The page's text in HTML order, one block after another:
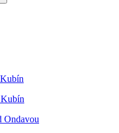
Ondavou